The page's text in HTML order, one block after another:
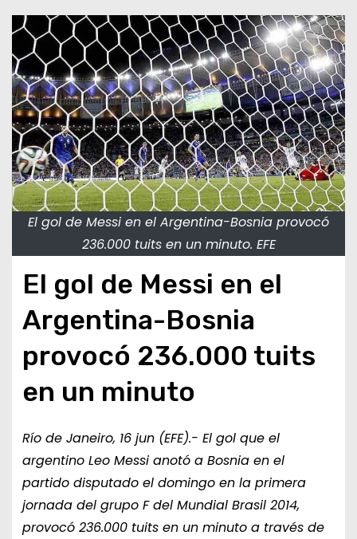
El gol de Messi en el Argentina-Bosnia provocó
236.000 tuits en un minuto. EFE
El gol de Messi en el
Argentina-Bosnia
provocó 236.000 tuits
en un minuto
Río de Janeiro, 16 jun (EFE).- El gol que el
argentino Leo Messi anotó a Bosnia en el
partido disputado el domingo en la primera
jornada del grupo F del Mundial Brasil 2014,
provocó 236.000 tuits en un minuto a través de